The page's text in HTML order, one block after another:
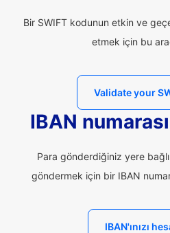
Bir SWIFT kodunun etkin ve
etmek için bu
Validate your
IBAN
Para gönderdiğiniz yere
göndermek için bir IBAN
IBAN'ınızı